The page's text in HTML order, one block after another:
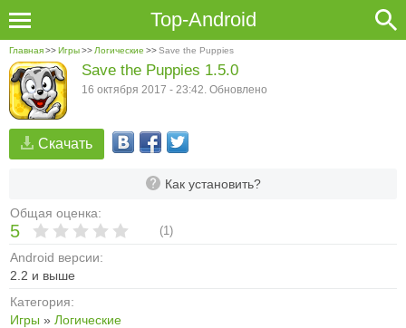
Top-Android
Главная>>Игры>> Логические >>Save the Puppies
Скачать
Как установить?
Общая оценка:
5 (1)
Android версии:
2.2 и выше
Категория:
Игры » Логические
Save the Puppies 1.5.0
16 октября 2017 - 23:42. Обновлено